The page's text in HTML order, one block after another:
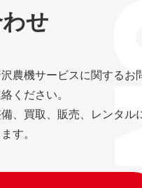
せ
農機サービスに関するお
ください。
、買取、販売、レンタル
す。